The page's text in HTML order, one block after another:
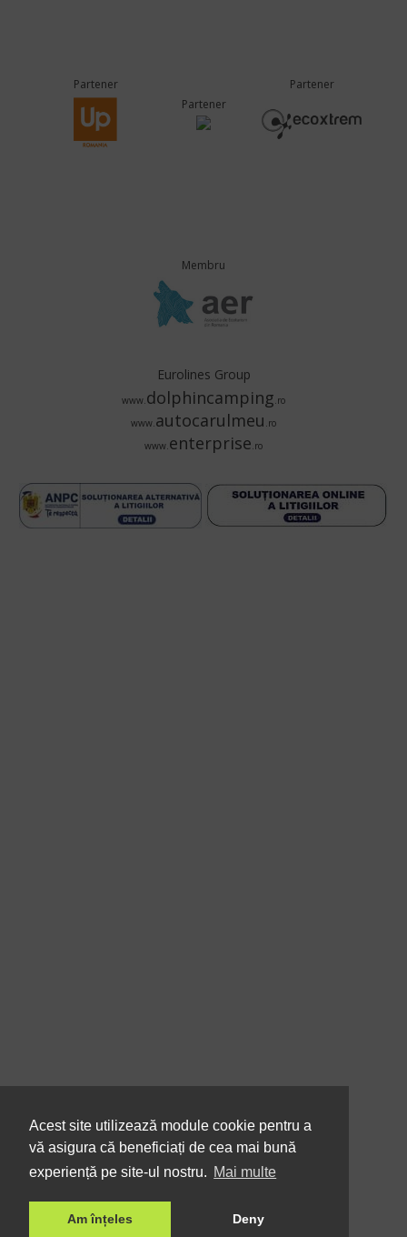
Acest site utilizează module cookie pentru a
vă asigura că beneficiați de cea mai bună
experiență pe site-ul nostru. Mai multe
Am înțeles Deny
Partener
Partener
Partener
Membru
Eurolines Group
www.dolphincamping.ro
www.autocarulmeu .ro
www.enterprise.ro